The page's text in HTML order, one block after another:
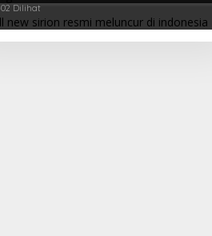
Dilihat